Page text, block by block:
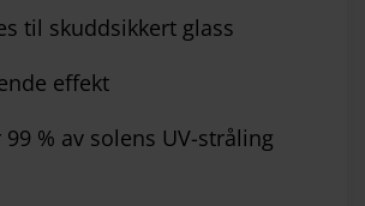
til skuddsikkert glass
effekt
99 % av solens UV-stråling